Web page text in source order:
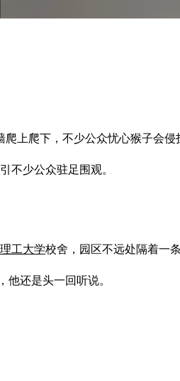
上爬下，不少公众忧心猴子会侵
不少公众驻足围观。
工大学校舍，园区不远处隔着一
还是头一回听说。